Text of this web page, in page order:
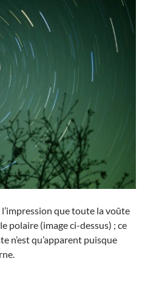
que toute la voûte
polaire (image ci-dessus) ; ce
n’est qu’apparent puisque
: comment repérer la célèbre